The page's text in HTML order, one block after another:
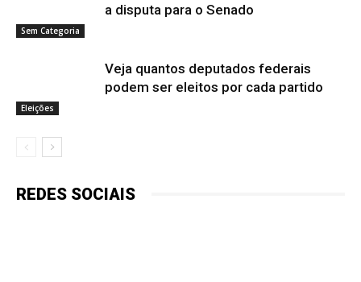
Sem Categoria
a disputa para o Senado
Eleições
Veja quantos deputados federais
podem ser eleitos por cada partido
REDES SOCIAIS